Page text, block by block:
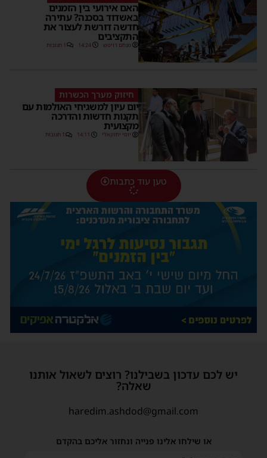
האם אירועי בין הזמנים
באשדוד בסכנה? עתירה
חדשה דורשת לעצור את
התקציבים
מנחם דויטש 14:24 1 תגובות
חיזוק מערך הכשרות
יום עיון למשגיחי האולמות עם
תקנות חדשות והדרכה
מקצועית
יוסי יחזקאלי 14:11 1 תגובות
טען עוד כתבות
יש לכם עדכון בשבילנו? רוצים לשאול אותנו
שאלה?
haredim.ashdod@gmail.com
או שילחו אלינו פנייה ונחזור אליכם בהקדם